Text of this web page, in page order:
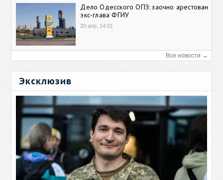
Дело Одесского ОПЗ: заочно арестован
экс-глава ФГИУ
20 апр, 14:01
Все новости →
Эксклюзив